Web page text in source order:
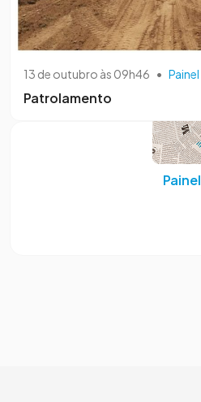
13 de outubro às 09h46 • Painel
Patrolamento
Painel